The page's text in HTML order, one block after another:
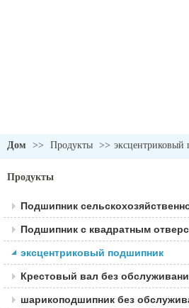
Дом >> Продукты >>
Продукты
Подшипник
Подшипник с квадратным
эксцентриковый подшипник
Крестовый вал без
шарикоподшипник без